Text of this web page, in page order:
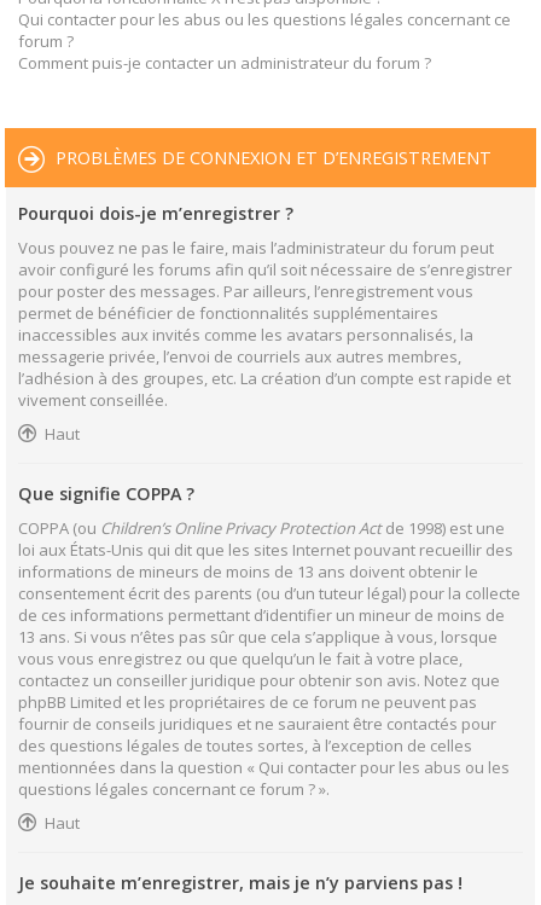
Qui contacter pour les abus ou les questions légales concernant ce
forum ?
Comment puis-je contacter un administrateur du forum ?
PROBLÈMES DE CONNEXION ET D’ENREGISTREMENT
Pourquoi dois-je m’enregistrer ?
Vous pouvez ne pas le faire, mais l’administrateur du forum peut
avoir configuré les forums afin qu’il soit nécessaire de s’enregistrer
pour poster des messages. Par ailleurs, l’enregistrement vous
permet de bénéficier de fonctionnalités supplémentaires
inaccessibles aux invités comme les avatars personnalisés, la
messagerie privée, l’envoi de courriels aux autres membres,
l’adhésion à des groupes, etc. La création d’un compte est rapide et
vivement conseillée.
Haut
Que signifie COPPA ?
COPPA (ou Children’s Online Privacy Protection Actde 1998) est une
loi aux États-Unis qui dit que les sites Internet pouvant recueillir des
informations de mineurs de moins de 13 ans doivent obtenir le
consentement écrit des parents (ou d’un tuteur légal) pour la collecte
de ces informations permettant d’identifier un mineur de moins de
13 ans. Si vous n’êtes pas sûr que cela s’applique à vous, lorsque
vous vous enregistrez ou que quelqu’un le fait à votre place,
contactez un conseiller juridique pour obtenir son avis. Notez que
phpBB Limited et les propriétaires de ce forum ne peuvent pas
fournir de conseils juridiques et ne sauraient être contactés pour
des questions légales de toutes sortes, à l’exception de celles
mentionnées dans la question « Qui contacter pour les abus ou les
questions légales concernant ce forum ? ».
Haut
Je souhaite m’enregistrer, mais je n’y parviens pas !